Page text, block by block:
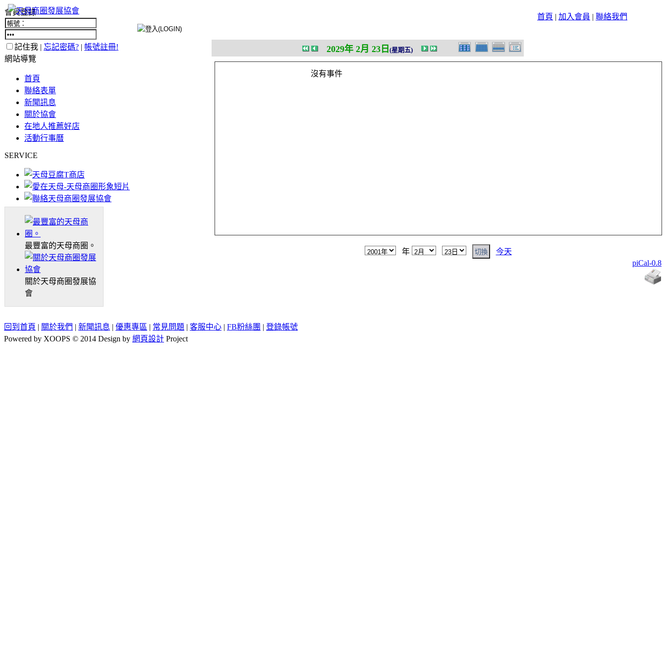
首頁 | 加入會員 | 聯絡我們
會員登錄
記住我 | 忘記密碼? | 帳號註冊!
網站導覽
首頁
聯絡表單
新聞訊息
關於協會
在地人推薦好店
活動行事曆
SERVICE
最豐富的天母商圈。
關於天母商圈發展協
會
2029年 2月 23日 (星期五)
沒有事件
年
今天
piCal-0.8
回到首頁 | 關於我們 | 新聞訊息 | 優惠專區 | 常見問題 | 客服中心 | FB粉絲團 | 登錄帳號
Powered by XOOPS © 2014 Design by 網頁設計 Project